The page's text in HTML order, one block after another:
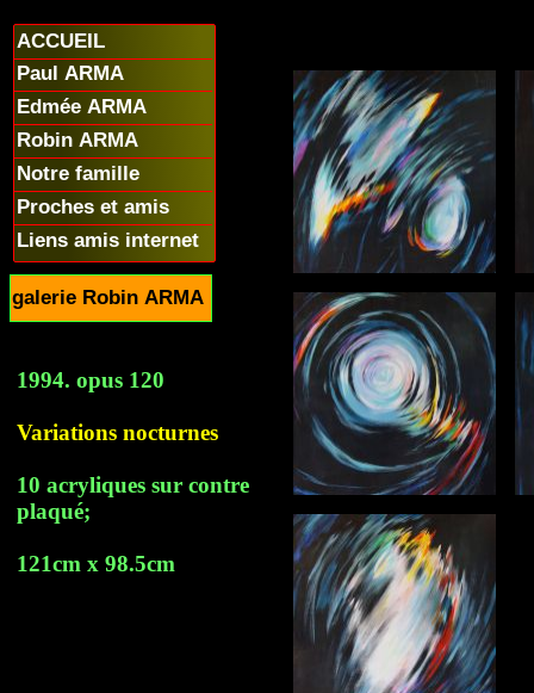
1994. opus 120
Variations nocturnes
10 acryliques sur contre
plaqué;
121cm x 98.5cm
ACCUEIL
Paul ARMA
Edmée ARMA
Robin ARMA
Notre famille
Proches et amis
Liens amis internet
galerie Robin ARMA